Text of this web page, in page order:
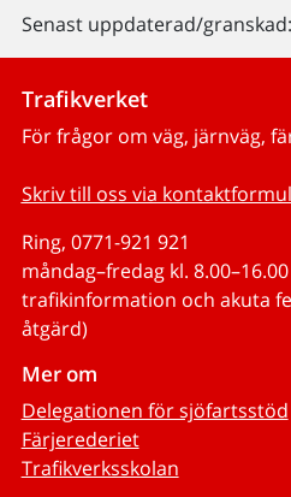
Senast uppdaterad/
Trafikverket
För frågor om väg, järnväg,
Skriv till oss via
Ring, 0771-921 921
måndag–fredag kl.
trafikinformation och akuta
åtgärd)
Mer om
Delegationen för sjöfartsstöd
Färjerederiet
Trafikverksskolan